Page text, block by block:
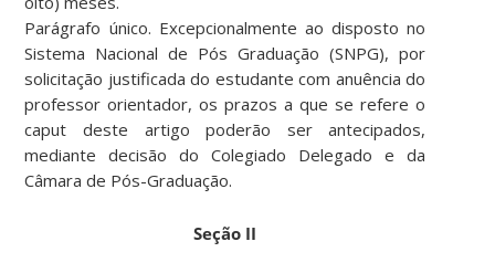
Parágrafo único. Excepcionalmente ao disposto no
Sistema Nacional de Pós Graduação (SNPG), por
solicitação justificada do estudante com anuência do
professor orientador, os prazos a que se refere o
caput deste artigo poderão ser antecipados,
mediante decisão do Colegiado Delegado e da
Câmara de Pós-Graduação.
Seção II